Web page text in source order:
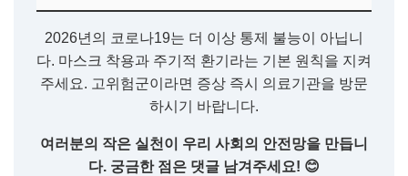
2026년의 코로나19는 더 이상 통제 불능이 아닙니
다. 마스크 착용과 주기적 환기라는 기본 원칙을 지켜
주세요. 고위험군이라면 증상 즉시 의료기관을 방문
하시기 바랍니다.
여러분의 작은 실천이 우리 사회의 안전망을 만듭니
다. 궁금한 점은 댓글 남겨주세요! 😊